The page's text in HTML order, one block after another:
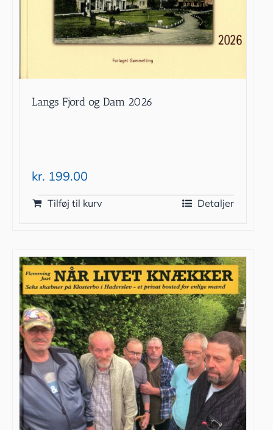
Langs Fjord og Dam 2026
kr. 199.00
Tilføj til kurv Detaljer